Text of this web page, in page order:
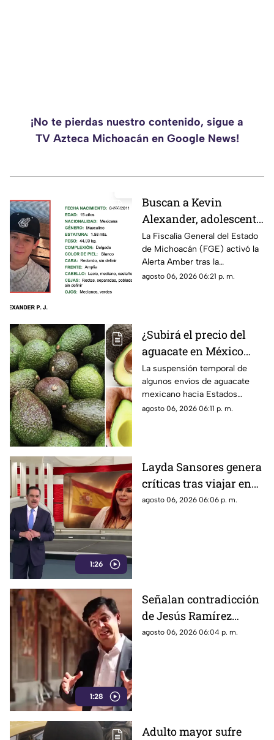
¡No te pierdas nuestro contenido, sigue a
TV Azteca Michoacán en Google News!
Buscan a Kevin
Alexander, adolescente
de 15 años
desaparecido en
Puruándiro,
Michoacán; activan
La Fiscalía General del Estado
de Michoacán (FGE) activó la
Alerta Amber tras la
desaparición del adolescente
municipio de Puruándiro.
agosto 06, 2026 06:21 p. m.
¿Subirá el precio del
aguacate en México
tras freno a
exportaciones hacia
Estados Unidos?
La suspensión temporal de
algunos envíos de aguacate
mexicano hacia Estados
Unidos encendió las alertas
verde” dentro del país.
agosto 06, 2026 06:11 p. m.
1:26
Layda Sansores genera
críticas tras viajar en
primera clase a Madrid
agosto 06, 2026 06:06 p. m.
1:28
Señalan contradicción
de Jesús Ramírez
Cuevas por postura
agosto 06, 2026 06:04 p. m.
Adulto mayor sufre